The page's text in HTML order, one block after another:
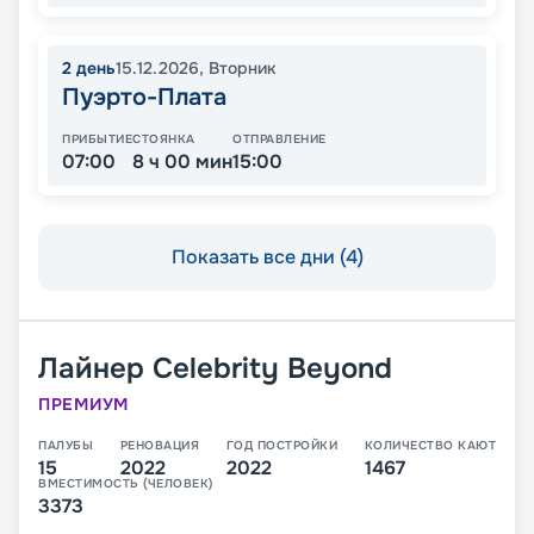
2 день15.12.2026, Вторник
Пуэрто-Плата
ПРИБЫТИЕ
07:00
СТОЯНКА
8 ч 00 мин
ОТПРАВЛЕНИЕ
15:00
Показать все дни (4)
Лайнер Celebrity Beyond
ПРЕМИУМ
ПАЛУБЫ
15
РЕНОВАЦИЯ
2022
ГОД ПОСТРОЙКИ
2022
КОЛИЧЕСТВО КАЮТ
1467
ВМЕСТИМОСТЬ (ЧЕЛОВЕК)
3373